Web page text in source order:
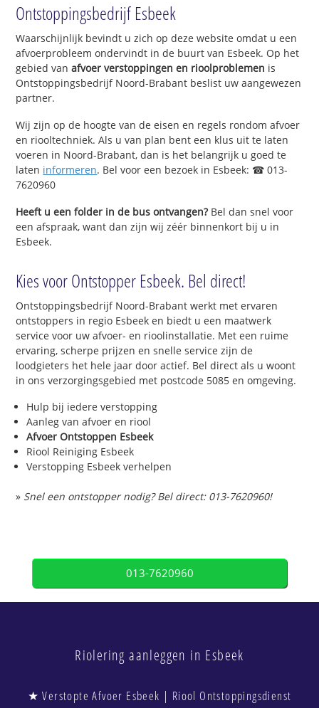
Ontstoppingsbedrijf Esbeek
Waarschijnlijk bevindt u zich op deze website omdat u een
afvoerprobleem ondervindt in de buurt van Esbeek. Op het
gebied vanafvoer verstoppingen en rioolproblemen is
Ontstoppingsbedrijf Noord-Brabant beslist uw aangewezen
partner.
Wij zijn op de hoogte van de eisen en regels rondom afvoer
en riooltechniek. Als u van plan bent een klus uit te laten
voeren in Noord-Brabant, dan is het belangrijk u goed te
laten informeren. Bel voor een bezoek in Esbeek: ☎ 013-
7620960
Heeft u een folder in de bus ontvangen?Bel dan snel voor
een afspraak, want dan zijn wij zéér binnenkort bij u in
Esbeek.
Kies voor Ontstopper Esbeek. Bel direct!
Ontstoppingsbedrijf Noord-Brabant werkt met ervaren
ontstoppers in regio Esbeek en biedt u een maatwerk
service voor uw afvoer- en rioolinstallatie. Met een ruime
ervaring, scherpe prijzen en snelle service zijn de
loodgieters het hele jaar door actief. Bel direct als u woont
in ons verzorgingsgebied met postcode 5085 en omgeving.
Hulp bij iedere verstopping
Aanleg van afvoer en riool
Afvoer Ontstoppen Esbeek
Riool Reiniging Esbeek
Verstopping Esbeek verhelpen
» Snel een ontstopper nodig? Bel direct: 013-7620960!
013-7620960
Riolering aanleggen in Esbeek
★ Verstopte Afvoer Esbeek | Riool Ontstoppingsdienst